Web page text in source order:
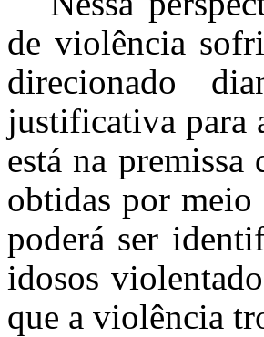
de violência
direcionado
justificativa para
está na
obtidas por meio
poderá ser
idosos
que a violência